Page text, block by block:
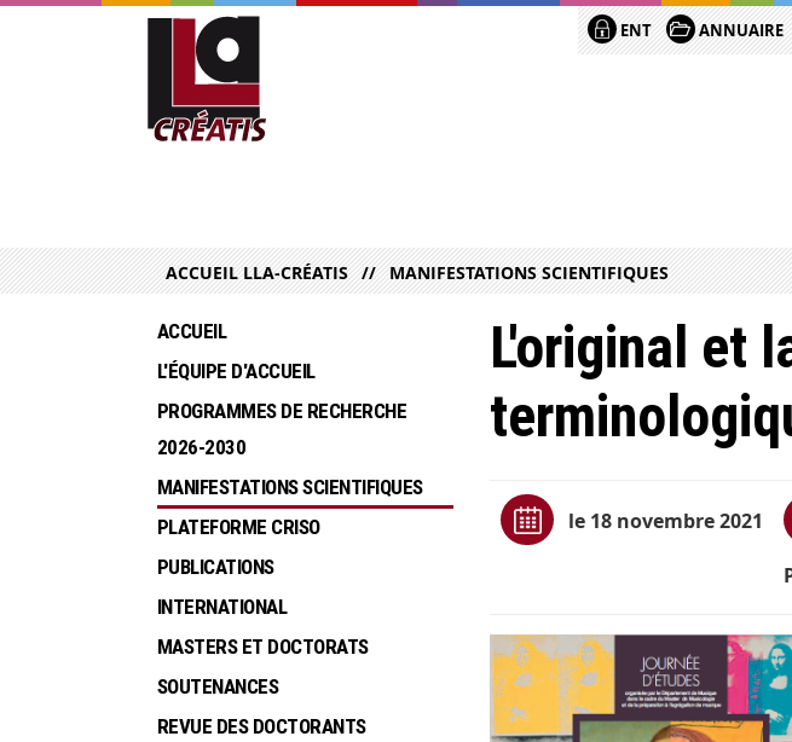
ENT ANNUAIRE
ACCUEIL LLA-CRÉATIS MANIFESTATIONS SCIENTIFIQUES
L'original et
le 18 novembre 2021
ACCUEIL
L'ÉQUIPE D'ACCUEIL
PROGRAMMES DE RECHERCHE
2026-2030
MANIFESTATIONS SCIENTIFIQUES
PLATEFORME CRISO
PUBLICATIONS
INTERNATIONAL
MASTERS ET DOCTORATS
SOUTENANCES
REVUE DES DOCTORANTS